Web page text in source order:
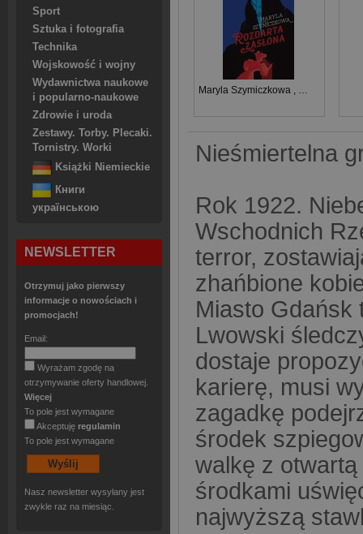
Sport
Sztuka i fotografia
Technika
Wojskowość i wojny
Wydawnictwa naukowe
i popularno-naukowe
Zdrowie i uroda
Zestawy. Torby. Plecaki.
Tornistry. Worki
Książki Niemieckie
Книги
українською
NEWSLETTER
Otrzymuj jako pierwszy
informacje o nowościach i
promocjach!
Email:
Wyrażam zgodę na
otrzymywanie oferty handlowej.
Więcej
To pole jest wymagane
Akceptuję regulamin
To pole jest wymagane
Nasz newsletter wysyłany jest
zwykle raz na miesiąc.
Maryla Szymiczkowa , Piotr
Nieśmiertelna
Rok 1922.
Wschodnich
terror,
zhańbione
Miasto Gdańsk
Lwowski
dostaje
karierę, musi
zagadkę
środek
walkę z
środkami
najwyższą